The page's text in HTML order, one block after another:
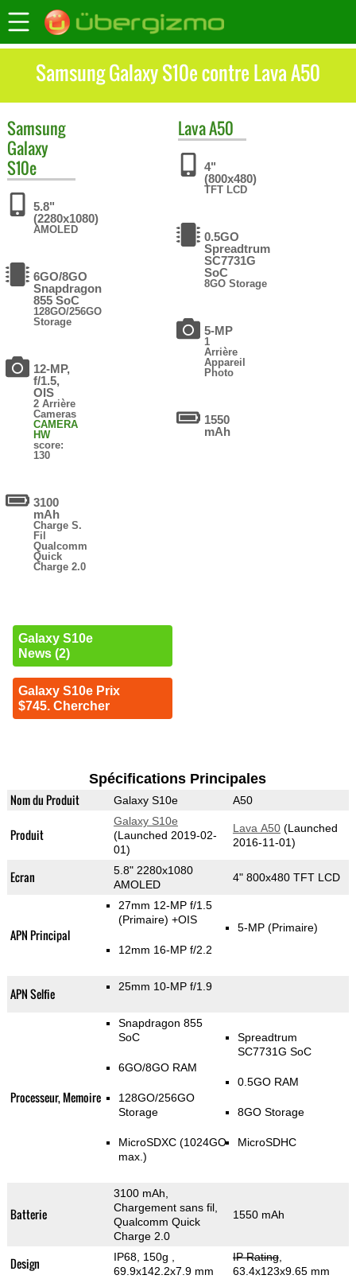
Samsung Galaxy S10e contre Lava A50
Samsung
Galaxy
S10e
5.8"
(2280x1080)
AMOLED
6GO/8GO
Snapdragon
855 SoC
128GO/256GO
Storage
12-MP,
f/1.5,
OIS
2 Arrière
Cameras
CAMERA
HW
score:
130
3100
mAh
Charge S.
Fil
Qualcomm
Quick
Charge 2.0
Galaxy S10e
News (2)
Galaxy S10e Prix
$745. Chercher
LavaA50
4"
(800x480)
TFT LCD
0.5GO
Spreadtrum
SC7731G
SoC
8GO Storage
5-MP
1
Arrière
Appareil
Photo
1550
mAh
Spécifications Principales
Nom du Produit Galaxy S10e A50
Produit
Galaxy S10e
(Launched 2019-02-
01)
Lava A50(Launched
2016-11-01)
Ecran
5.8" 2280x1080
AMOLED
4" 800x480 TFT LCD
APN Principal
27mm 12-MP f/1.5
(Primaire) +OIS
12mm 16-MP f/2.2
5-MP (Primaire)
APN Selfie 25mm 10-MP f/1.9
Processeur, Memoire
Snapdragon 855
SoC
6GO/8GO RAM
128GO/256GO
Storage
MicroSDXC (1024GO
max.)
Spreadtrum
SC7731G SoC
0.5GO RAM
8GO Storage
MicroSDHC
Batterie
3100 mAh,
Chargement sans fil,
Qualcomm Quick
Charge 2.0
1550 mAh
Design IP68, 150g
69.9x142.2x7.9 mm
IP Rating,
63.4x123x9.65 mm